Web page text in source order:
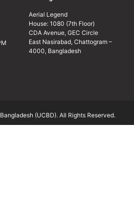
Aerial Legend
House: 1080 (7th Floor)
CDA Avenue, GEC Circle
East Nasirabad, Chattogram –
4000, Bangladesh
(UCBD). All Rights Reserved.